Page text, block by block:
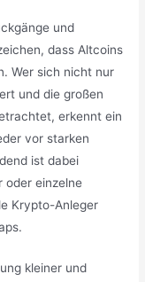
und
dass Altcoins
Wer sich nicht nur
und die großen
erkennt ein
vor starken
ist dabei
oder einzelne
Krypto-Anleger
kleiner und